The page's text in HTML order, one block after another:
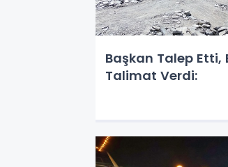
Başkan Talep Etti,
Talimat Verdi: